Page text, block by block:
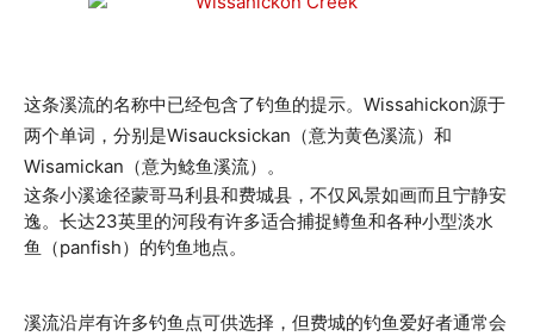
这条溪流的名称中已经包含了钓鱼的提示。Wissahickon源于
两个单词，分别是Wisaucksickan（意为黄色溪流）和
Wisamickan（意为鲶鱼溪流）。
这条小溪途径蒙哥马利县和费城县，不仅风景如画而且宁静安
逸。长达23英里的河段有许多适合捕捉鳟鱼和各种小型淡水
鱼（panfish）的钓鱼地点。
溪流沿岸有许多钓鱼点可供选择，但费城的钓鱼爱好者通常会